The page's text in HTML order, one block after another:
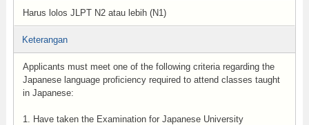
Harus lolos JLPT N2 atau lebih (N1)
Keterangan
Applicants must meet one of the following criteria regarding the
Japanese language proficiency required to attend classes taught
in Japanese:
1. Have taken the Examination for Japanese University